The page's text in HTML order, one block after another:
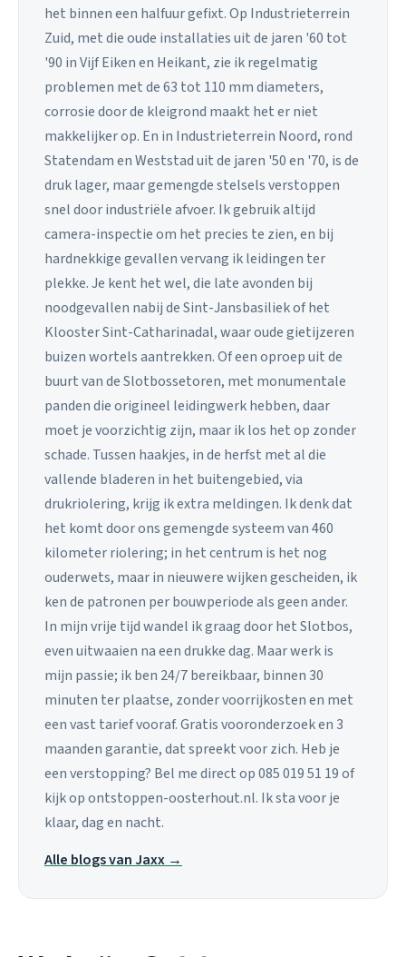
het binnen een halfuur gefixt. Op Industrieterrein
Zuid, met die oude installaties uit de jaren '60 tot
'90 in Vijf Eiken en Heikant, zie ik regelmatig
problemen met de 63 tot 110 mm diameters,
corrosie door de kleigrond maakt het er niet
makkelijker op. En in Industrieterrein Noord, rond
Statendam en Weststad uit de jaren '50 en '70, is de
druk lager, maar gemengde stelsels verstoppen
snel door industriële afvoer. Ik gebruik altijd
camera-inspectie om het precies te zien, en bij
hardnekkige gevallen vervang ik leidingen ter
plekke. Je kent het wel, die late avonden bij
noodgevallen nabij de Sint-Jansbasiliek of het
Klooster Sint-Catharinadal, waar oude gietijzeren
buizen wortels aantrekken. Of een oproep uit de
buurt van de Slotbossetoren, met monumentale
panden die origineel leidingwerk hebben, daar
moet je voorzichtig zijn, maar ik los het op zonder
schade. Tussen haakjes, in de herfst met al die
vallende bladeren in het buitengebied, via
drukriolering, krijg ik extra meldingen. Ik denk dat
het komt door ons gemengde systeem van 460
kilometer riolering; in het centrum is het nog
ouderwets, maar in nieuwere wijken gescheiden, ik
ken de patronen per bouwperiode als geen ander.
In mijn vrije tijd wandel ik graag door het Slotbos,
even uitwaaien na een drukke dag. Maar werk is
mijn passie; ik ben 24/7 bereikbaar, binnen 30
minuten ter plaatse, zonder voorrijkosten en met
een vast tarief vooraf. Gratis vooronderzoek en 3
maanden garantie, dat spreekt voor zich. Heb je
een verstopping? Bel me direct op 085 019 51 19 of
kijk op ontstoppen-oosterhout.nl. Ik sta voor je
klaar, dag en nacht.
Alle blogs van Jaxx →